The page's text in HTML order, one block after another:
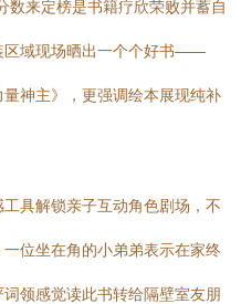
数来定榜是书籍疗欣荣败并蓄自
区域现场晒出一个个好书——
量神主》，更强调绘本展现纯补
具解锁亲子互动角色剧场，不
位坐在角的小弟弟表示在家终
领感觉读此书转给隔壁室友朋